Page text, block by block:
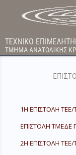
ΤΕΧΝΙΚΟ
ΤΜΗΜΑ ΑΝΑΤΟΛΙΚΗΣ
1Η ΕΠΙΣΤΟΛΗ
ΕΠΙΣΤΟΛΗ ΤΜΕΔΕ
2Η ΕΠΙΣΤΟΛΗ